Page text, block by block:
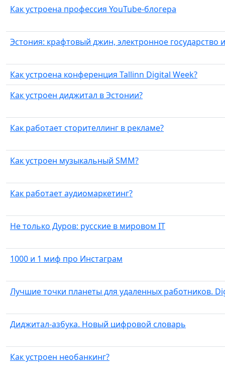
Как устроена профессия YouTube-блогера
Эстония: крафтовый джин, электронное государство
Как устроена конференция Tallinn Digital Week?
Как устроен диджитал в Эстонии?
Как работает сторителлинг в рекламе?
Как устроен музыкальный SMM?
Как работает аудиомаркетинг?
Не только Дуров: русские в мировом IT
1000 и 1 миф про Инстаграм
Лучшие точки планеты для удаленных работников.
Диджитал-азбука. Новый цифровой словарь
Как устроен необанкинг?